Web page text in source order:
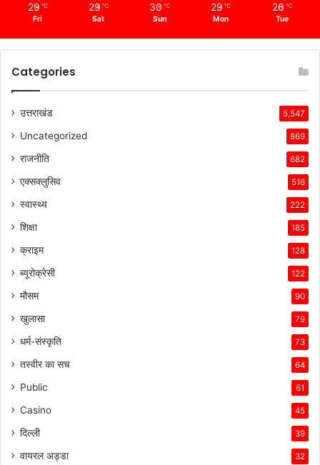
29 ℃
Fri
29 ℃
Sat
30 ℃
Sun
29 ℃
Mon
26 ℃
Tue
Categories
उत्तराखंड 5,547
Uncategorized 869
राजनीति 682
एक्सक्लुसिव 516
स्वास्थ्य 222
शिक्षा 185
क्राइम 128
ब्यूरोक्रेसी 122
मौसम 90
खुलासा 79
धर्म-संस्कृति 73
तस्वीर का सच 64
Public 61
Casino 45
दिल्ली 39
वायरल अड्डा 32